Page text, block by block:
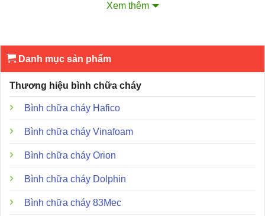
Nguồn điện cấp: 220V AC, 50/60Hz.
Ắc quy dự phòng:24V DC dung lượng 4Ah.
Số vùng giám sát:05 Zone.
Kết nối đầu báo khói:Tối đa 30 đầu báo khói trên mỗi
vùng.
Kết nối đầu báo nhiệt:
Chất liệu vỏ:Thép tấm dày 1.2mm sơn tĩnh điện bền bỉ.
Kích thước:320mm x 250mm x 100mm.
Xem thêm
Danh mục sản phẩm
Thương hiệu bình chữa cháy
Bình chữa cháy Hafico
Bình chữa cháy Vinafoam
Bình chữa cháy Orion
Bình chữa cháy Dolphin
Bình chữa cháy 83Mec